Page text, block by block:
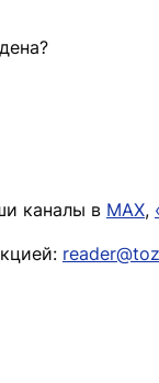
каналы в MAX,